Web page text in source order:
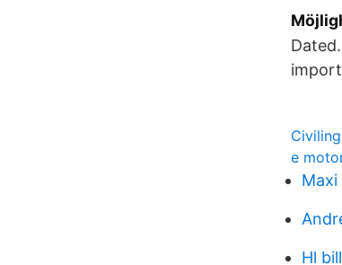
e
Hl